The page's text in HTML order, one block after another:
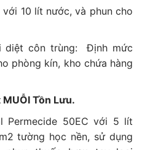
với 10 lít nước, và phun cho
diệt côn trùng: Định mức
phòng kín, kho chứa hàng
Tồn Lưu.
Permecide 50EC với 5 lít
tường học nền, sử dụng